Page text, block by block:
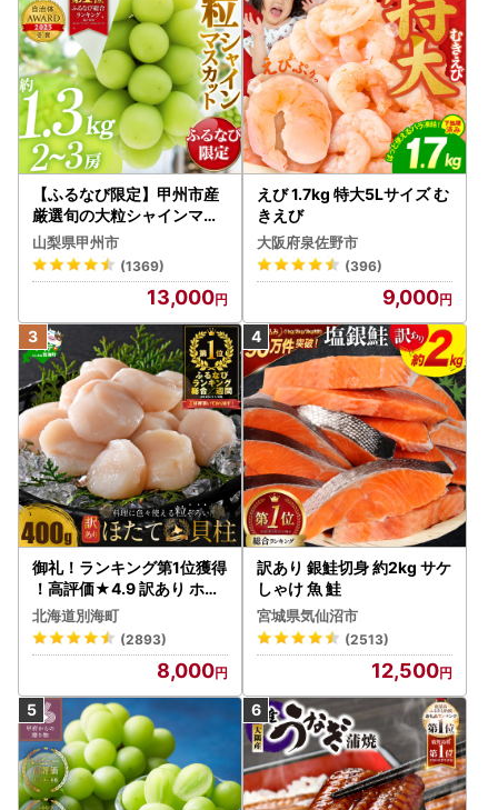
【ふるなび限定】甲州市産
厳選旬の大粒シャインマス
カット 約1.3kg 2～3房【2
026年発送】（MG）B12-
472 FN-Limited-VO シャ
インマスカット フルーツ
山梨県甲州市
(1369)
13,000
えび 1.7kg 特大5Lサイズ む
きえび
大阪府泉佐野市
(396)
9,000
御礼！ランキング第1位獲得
！高評価★4.9 訳あり ホタ
テ 400g（ほたて 帆立 貝柱
冷凍 ）
北海道別海町
(2893)
8,000
訳あり 銀鮭切身 約2kg サケ
しゃけ 魚 鮭
宮城県気仙沼市
(2513)
12,500